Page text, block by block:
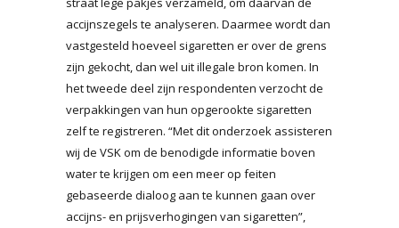
accijnszegels te analyseren. Daarmee wordt dan
vastgesteld hoeveel sigaretten er over de grens
zijn gekocht, dan wel uit illegale bron komen. In
het tweede deel zijn respondenten verzocht de
verpakkingen van hun opgerookte sigaretten
zelf te registreren. “Met dit onderzoek assisteren
wij de VSK om de benodigde informatie boven
water te krijgen om een meer op feiten
gebaseerde dialoog aan te kunnen gaan over
accijns- en prijsverhogingen van sigaretten”,